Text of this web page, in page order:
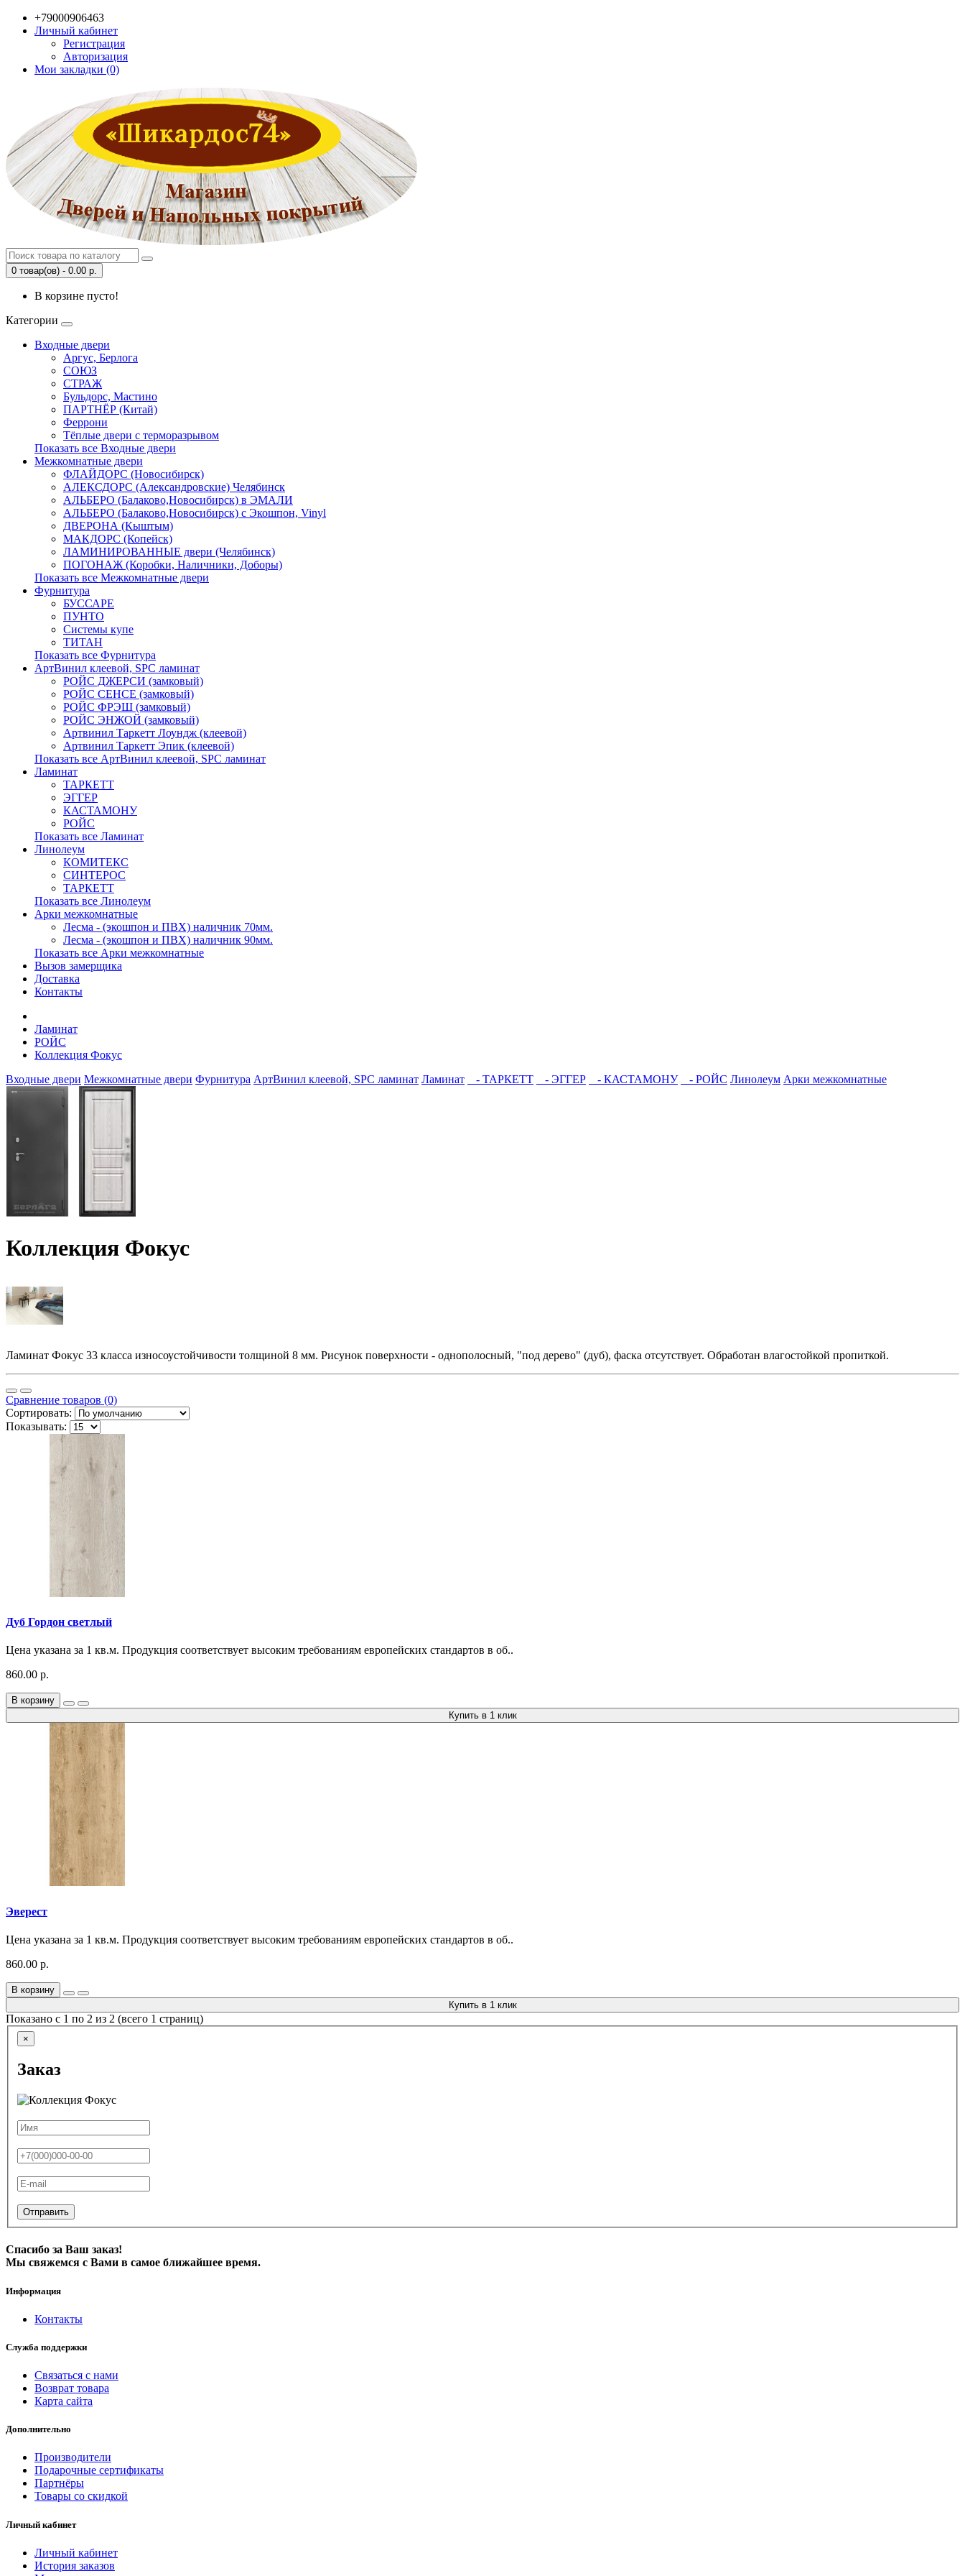
+79000906463
Личный кабинет
Регистрация
Авторизация
Мои закладки (0)
0 товар(ов) - 0.00 р.
В корзине пусто!
Категории
Входные двери
Аргус, Берлога
СОЮЗ
СТРАЖ
Бульдорс, Мастино
ПАРТНЁР (Китай)
Феррони
Тёплые двери с терморазрывом
Показать все Входные двери
Межкомнатные двери
ФЛАЙДОРС (Новосибирск)
АЛЕКСДОРС (Александровские) Челябинск
АЛЬБЕРО (Балаково,Новосибирск) в ЭМАЛИ
АЛЬБЕРО (Балаково,Новосибирск) с Экошпон, Vinyl
ДВЕРОНА (Кыштым)
МАКДОРС (Копейск)
ЛАМИНИРОВАННЫЕ двери (Челябинск)
ПОГОНАЖ (Коробки, Наличники, Доборы)
Показать все Межкомнатные двери
Фурнитура
БУССАРЕ
ПУНТО
Системы купе
ТИТАН
Показать все Фурнитура
АртВинил клеевой, SPC ламинат
РОЙС ДЖЕРСИ (замковый)
РОЙС СЕНСЕ (замковый)
РОЙС ФРЭШ (замковый)
РОЙС ЭНЖОЙ (замковый)
Артвинил Таркетт Лоундж (клеевой)
Артвинил Таркетт Эпик (клеевой)
Показать все АртВинил клеевой, SPC ламинат
Ламинат
ТАРКЕТТ
ЭГГЕР
КАСТАМОНУ
РОЙС
Показать все Ламинат
Линолеум
КОМИТЕКС
СИНТЕРОС
ТАРКЕТТ
Показать все Линолеум
Арки межкомнатные
Лесма - (экошпон и ПВХ) наличник 70мм.
Лесма - (экошпон и ПВХ) наличник 90мм.
Показать все Арки межкомнатные
Вызов замерщика
Доставка
Контакты
Ламинат
РОЙС
Коллекция Фокус
Входные двери Межкомнатные двери Фурнитура АртВинил клеевой, SPC ламинат Ламинат - ТАРКЕТТ - ЭГГЕР - КАСТАМОНУ - РОЙС Линолеум Арки межкомнатные
Коллекция Фокус
Ламинат Фокус 33 класса износоустойчивости толщиной 8 мм. Рисунок поверхности - однополосный, "под дерево" (дуб), фаска отсутствует. Обработан влагостойкой пропиткой.
Сравнение товаров (0)
Сортировать:
Показывать:
Дуб Гордон светлый
Цена указана за 1 кв.м. Продукция соответствует высоким требованиям европейских стандартов в об..
860.00 р.
В корзину
Купить в 1 клик
Эверест
Цена указана за 1 кв.м. Продукция соответствует высоким требованиям европейских стандартов в об..
860.00 р.
В корзину
Купить в 1 клик
Показано с 1 по 2 из 2 (всего 1 страниц)
×
Заказ
Отправить
Спасибо за Ваш заказ!
Мы свяжемся с Вами в самое ближайшее время.
Информация
Контакты
Служба поддержки
Связаться с нами
Возврат товара
Карта сайта
Дополнительно
Производители
Подарочные сертификаты
Партнёры
Товары со скидкой
Личный кабинет
Личный кабинет
История заказов